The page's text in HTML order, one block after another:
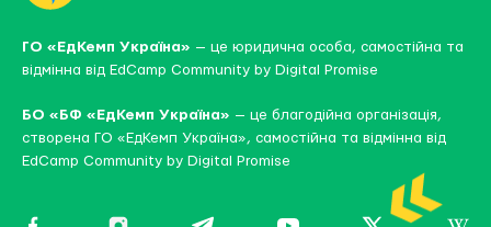
ГО «ЕдКемп Україна» — це юридична особа, самостійна та
відмінна від EdCamp Community by Digital Promise
БО «БФ «ЕдКемп Україна» — це благодійна організація,
створена ГО «ЕдКемп Україна», самостійна та відмінна від
EdCamp Community by Digital Promise